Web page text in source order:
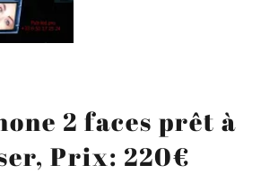
2 faces prêt à
Prix: 220€